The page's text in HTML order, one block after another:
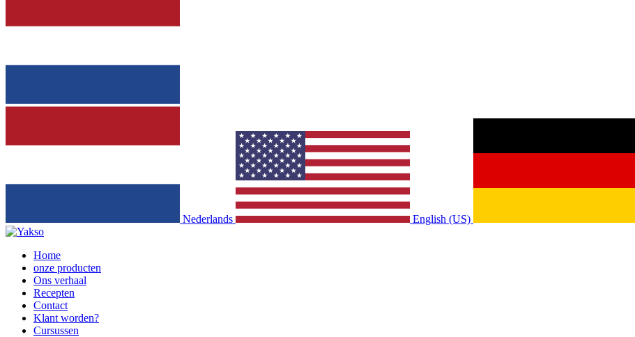
Nederlands English (US)
Home
onze producten
Ons verhaal
Recepten
Contact
Klant worden?
Cursussen